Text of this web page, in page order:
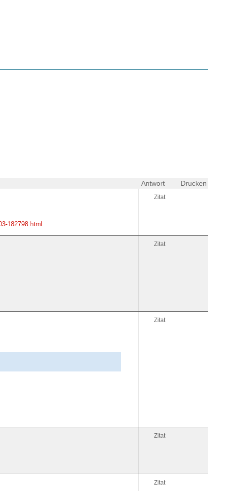
Antwort Drucken
Zitat
182798.html
Zitat
Zitat
Zitat
Zitat